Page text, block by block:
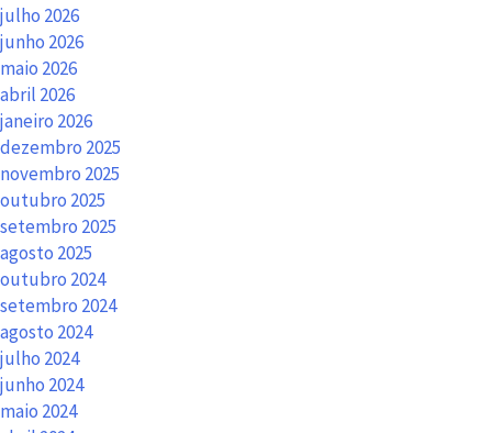
julho 2026
junho 2026
maio 2026
abril 2026
janeiro 2026
dezembro 2025
novembro 2025
outubro 2025
setembro 2025
agosto 2025
outubro 2024
setembro 2024
agosto 2024
julho 2024
junho 2024
maio 2024